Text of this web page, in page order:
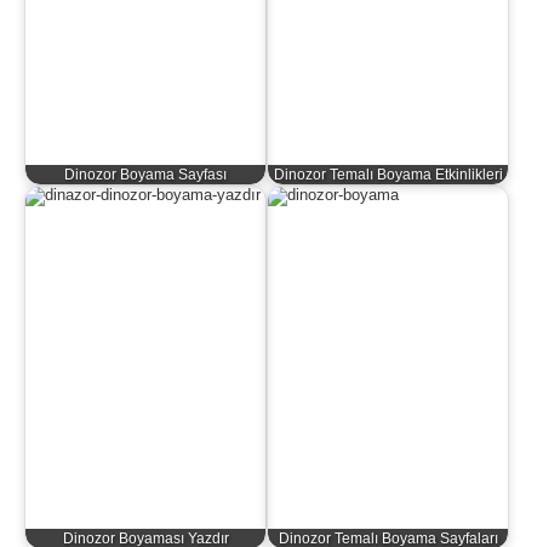
Dinozor Boyama Sayfası Dinozor Temalı Boyama Etkinlikleri
Dinozor Boyaması Yazdır Dinozor Temalı Boyama Sayfaları